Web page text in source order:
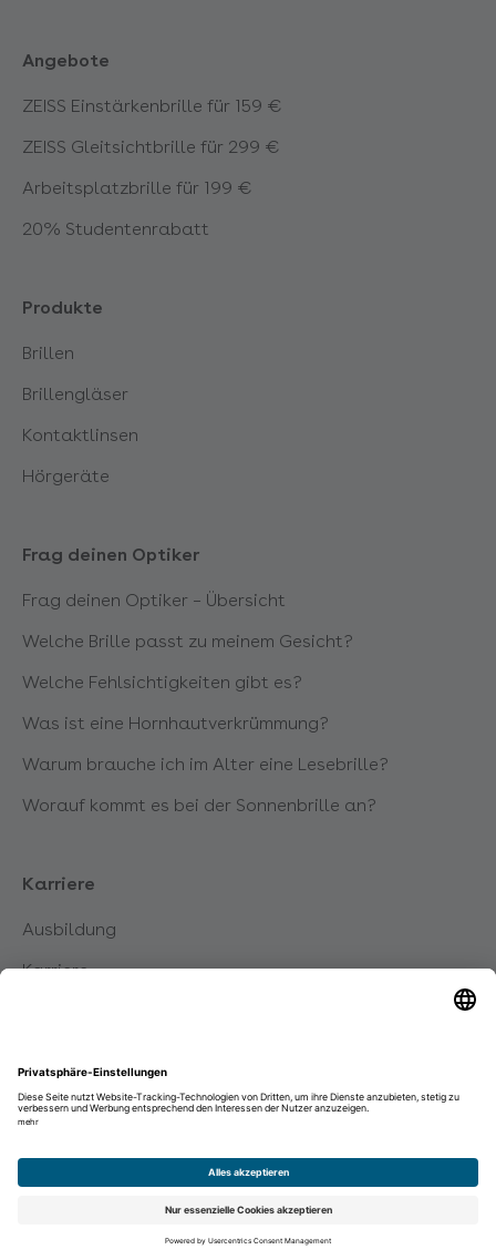
Angebote
ZEISS Einstärkenbrille für 159 €
ZEISS Gleitsichtbrille für 299 €
Arbeitsplatzbrille für 199 €
20% Studentenrabatt
Produkte
Brillen
Brillengläser
Kontaktlinsen
Hörgeräte
Frag deinen Optiker
Frag deinen Optiker – Übersicht
Welche Brille passt zu meinem Gesicht?
Welche Fehlsichtigkeiten gibt es?
Was ist eine Hornhautverkrümmung?
Warum brauche ich im Alter eine Lesebrille?
Worauf kommt es bei der Sonnenbrille an?
Karriere
Ausbildung
Karriere
Impressum Datenschutz Disclaimer
Facebook Instagram